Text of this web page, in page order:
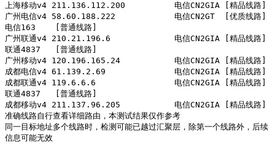
上海移动v4 211.136.112.200          电信CN2GIA [精品线路]
广州电信v4 58.60.188.222            电信CN2GT  [优质线路]
电信163    [普通线路]
广州联通v4 210.21.196.6             电信CN2GIA [精品线路]
联通4837   [普通线路]
广州移动v4 120.196.165.24           电信CN2GIA [精品线路]
成都电信v4 61.139.2.69              电信CN2GIA [精品线路]
成都联通v4 119.6.6.6                电信CN2GIA [精品线路]
联通4837   [普通线路]
成都移动v4 211.137.96.205           电信CN2GIA [精品线路]
准确线路自行查看详细路由，本测试结果仅作参考
同一目标地址多个线路时，检测可能已越过汇聚层，除第一个线路外，后续
信息可能无效